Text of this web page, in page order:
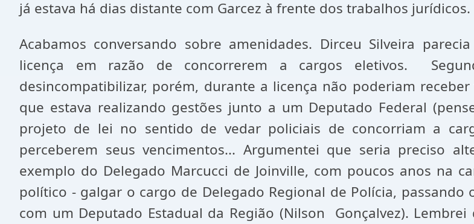
já estava há dias distante com Garcez à frente dos trabalhos jurídicos.
Acabamos conversando sobre amenidades. Dirceu Silveira
licença em razão de concorrerem a cargos eletivos.
desincompatibilizar, porém, durante a licença não poderiam
que estava realizando gestões junto a um Deputado Federal
projeto de lei no sentido de vedar policiais de concorriam a
perceberem seus vencimentos... Argumentei que seria preciso
exemplo do Delegado Marcucci de Joinville, com poucos anos na
político - galgar o cargo de Delegado Regional de Polícia,
com um Deputado Estadual da Região (Nilson Gonçalvez).